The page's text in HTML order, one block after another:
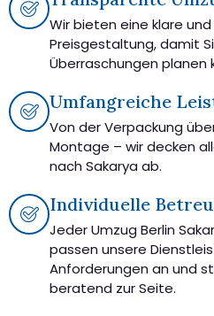
Wir bieten eine klare
Preisgestaltung, damit
Überraschungen planen
Umfangreiche
Von der Verpackung
Montage – wir decken
nach Sakarya ab.
Individuelle
Jeder Umzug Berlin
passen unsere
Anforderungen an und
beratend zur Seite.